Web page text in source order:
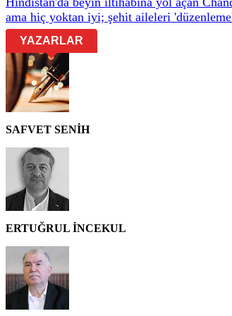
ama hiç yoktan iyi; şehit aileleri
YAZARLAR
SAFVET SENİH
ERTUĞRUL İNCEKUL